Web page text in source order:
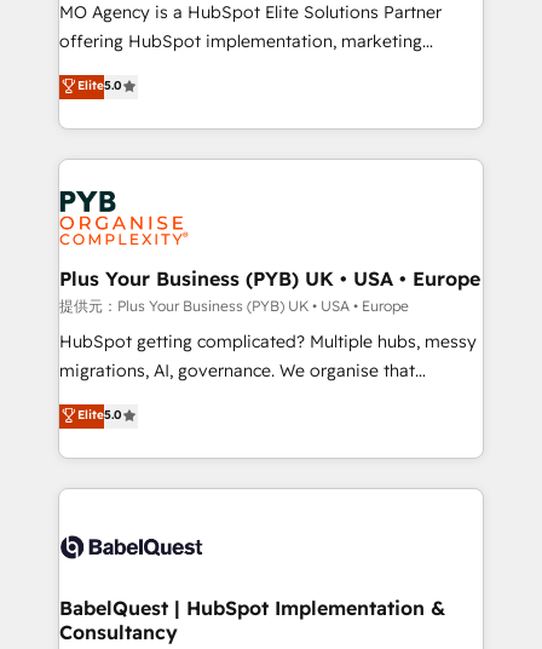
object setup, CMS builds, and full-funnel automation.
- Dashboards, lifecycle campaigns, and lead
nurturing sequences. - Cross-hub setup across
Marketing, Sales, Operations, and Service Hubs. -
Ongoing optimization, managed support, and
scalable retainers. Let’s make HubSpot your most
powerful growth engine. Built to convert, scale, and
drive results.
MO Agency is a HubSpot Elite Solutions Partner
offering HubSpot implementation, marketing
automation, CRM and RevOps consulting, B2B SEO,
paid media, content marketing, AEO and GEO (AI
search optimisation), and HubSpot Content Hub and
WordPress development. We work with enterprise
and growth-led companies across technology,
professional services, financial services and
industrial sectors. Offices in Johannesburg, Cape
Town, Dubai & London. 500+ HubSpot CRM
implementations delivered. AI visibility coverage
across ChatGPT, Claude, Perplexity, Gemini and
Google AI Overviews. HubSpot Impact Award -
Innovation HubSpot Impact Award - Platform
Migration Excellence HubSpot Impact Award -
accreditations with HubSpot.
Elite5.0
Plus Your Business (PYB) UK • USA • Europe
提供元：Plus Your Business (PYB) UK • USA • Europe
HubSpot getting complicated? Multiple hubs, messy
migrations, AI, governance. We organise that
complexity, so your team can put HubSpot to work...
Welcome to our Profile! We help with: • CRM
implementation, reports, workflows, and team
training • CRM migration from Salesforce, Pipedrive,
custom API integrations • AI governance for
Boutique 'Elite' team of 12 • 150+ clients across Sales
Hub, Marketing Hub, Service Hub, Data Hub and
Elite5.0
BabelQuest | HubSpot Implementation &
Consultancy